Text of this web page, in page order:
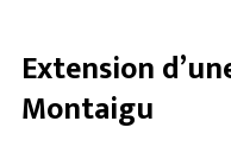
Extension
Montaigu